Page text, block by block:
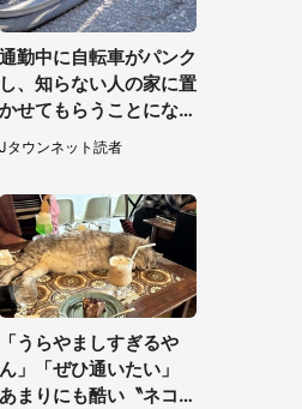
通勤中に自転車がパンク
し、知らない人の家に置
かせてもらうことになっ
た私。帰りに取りに行く
と、なんと...（東京都・
40代女性）
Jタウンネット読者
「うらやましすぎるや
ん」「ぜひ通いたい」
あまりにも酷い〝ネコハ